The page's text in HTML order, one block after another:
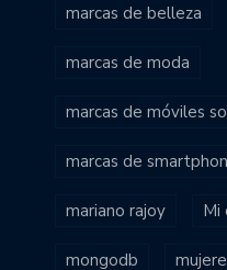
marcas de belleza
marcas de moda
marcas de móviles
marcas de
mariano rajoy Mi
mongodb